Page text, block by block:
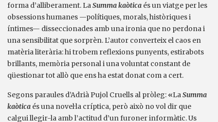
forma d’alliberament. La Summa kaòtica és un viatge per les
obsessions humanes —polítiques, morals, històriques i
íntimes— disseccionades amb una ironia que no perdona i
una sensibilitat que sorprèn. L’autor converteix el caos en
matèria literària: hi trobem reflexions punyents, estirabots
brillants, memòria personal i una voluntat constant de
qüestionar tot allò que ens ha estat donat com a cert.
Segons paraules d’Adrià Pujol Cruells al pròleg: «La Summa
kaòtica és una novel·la críptica, però això no vol dir que
calgui llegir-la amb l’actitud d’un furoner informàtic. Us